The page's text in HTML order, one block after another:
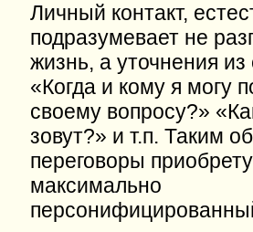
Личный контакт,
подразумевает не
жизнь, а уточнения из
«Когда и кому я могу
своему вопросу?»
зовут?» и т.п. Таким
переговоры
максимально